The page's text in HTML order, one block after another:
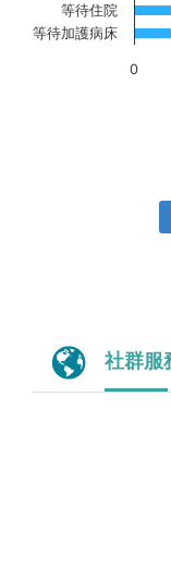
0
等待住院
等待加護病床
社群服